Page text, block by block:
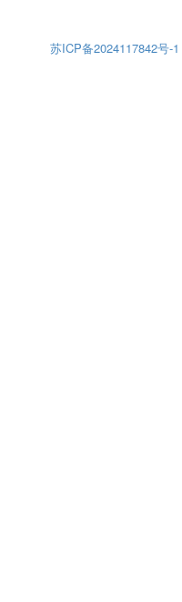
苏ICP备2024117842号-1